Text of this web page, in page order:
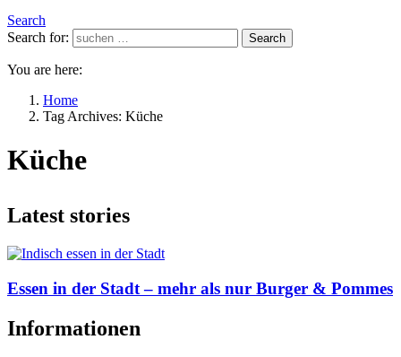
Search
Search for:
Search
You are here:
Home
Tag Archives: Küche
Küche
Latest stories
Essen in der Stadt – mehr als nur Burger & Pommes
Informationen